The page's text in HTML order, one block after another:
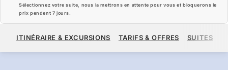
Sélectionnez votre suite, nous la mettrons en attente pour vous et bloquerons le
prix pendent 7 jours.
À PARTIR DE 16 730 $US
ITINÉRAIRE & EXCURSIONS TARIFS & OFFRES SUITES